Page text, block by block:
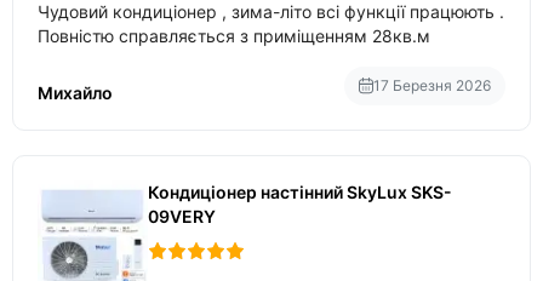
Чудовий кондиціонер , зима-літо всі функції працюють .
Повністю справляється з приміщенням 28кв.м
Михайло 17 Березня 2026
Кондиціонер настінний SkyLux SKS-
09VERY